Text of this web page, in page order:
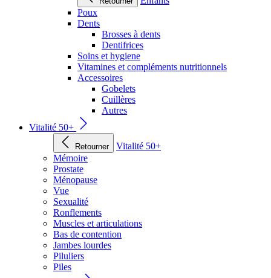
Poux
Dents
Brosses à dents
Dentifrices
Soins et hygiene
Vitamines et compléments nutritionnels
Accessoires
Gobelets
Cuillères
Autres
Vitalité 50+
Retourner
Vitalité 50+
Mémoire
Prostate
Ménopause
Vue
Sexualité
Ronflements
Muscles et articulations
Bas de contention
Jambes lourdes
Piluliers
Piles